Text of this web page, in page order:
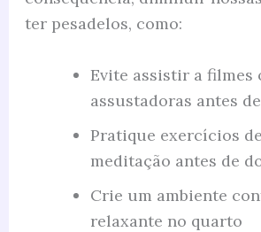
ter pesadelos, como:
Evite assistir a filmes
assustadoras antes
Pratique exercícios
meditação antes de
Crie um ambiente
relaxante no quarto